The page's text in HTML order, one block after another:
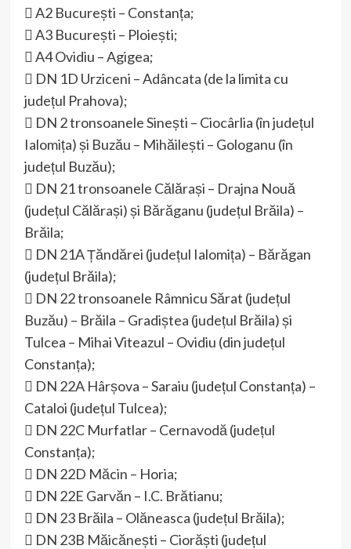
 A2 București – Constanța;
 A3 București – Ploiești;
 A4 Ovidiu – Agigea;
 DN 1D Urziceni – Adâncata (de la limita cu
județul Prahova);
 DN 2 tronsoanele Sinești – Ciocârlia (în județul
Ialomița) și Buzău – Mihăilești – Gologanu (în
județul Buzău);
 DN 21 tronsoanele Călărași – Drajna Nouă
(județul Călărași) și Bărăganu (județul Brăila) –
Brăila;
 DN 21A Țăndărei (județul Ialomița) – Bărăgan
(județul Brăila);
 DN 22 tronsoanele Râmnicu Sărat (județul
Buzău) – Brăila – Gradiștea (județul Brăila) și
Tulcea – Mihai Viteazul – Ovidiu (din județul
Constanța);
 DN 22A Hârșova – Saraiu (județul Constanța) –
Cataloi (județul Tulcea);
 DN 22C Murfatlar – Cernavodă (județul
Constanța);
 DN 22D Măcin – Horia;
 DN 22E Garvăn – I.C. Brătianu;
 DN 23 Brăila – Olăneasca (județul Brăila);
 DN 23B Măicănești – Ciorăști (județul